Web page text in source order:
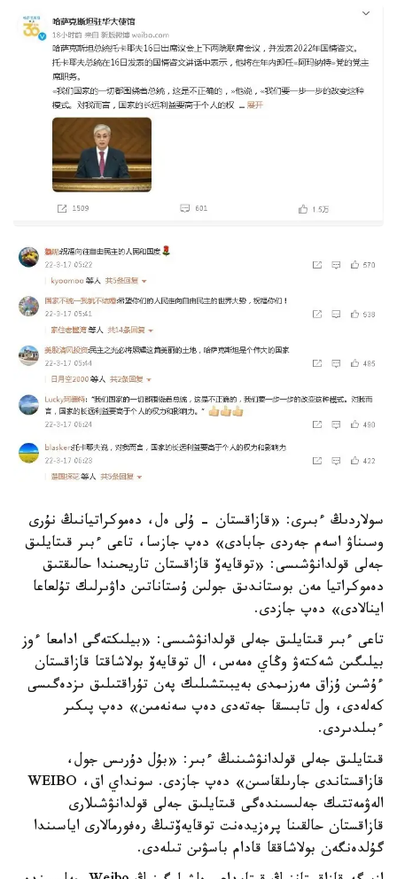
سولاردىڭ ءبىرى: «قازاقستان - ۇلى ەل، دەموكراتيانىڭ نۇرى
وسىناۋ اسەم جەردى جابادى» دەپ جازسا، تاعى ءبىر قىتايلىق
جەلى قولدانۋشىسى: «توقايەۆ قازاقستان تاريحىندا حالىقتىق
دەموكراتيا مەن بوستاندىق جولىن ۇستاناتىن داۋىرلىك تۇلعاعا
اينالادى» دەپ جازدى.
تاعى ءبىر قىتايلىق جەلى قولدانۋشىسى: «بيلىكتەگى ادامعا ءوز
بيلىگىن شەكتەۋ وڭاي ەمەس، ال توقايەۆ بولاشاقتا قازاقستان
ءۇشىن ۇزاق مەرزىمدى بەيبىتشىلىك پەن تۇراقتىلىق ىزدەگىسى
كەلەدى، ول تابىسقا جەتەدى دەپ سەنەمىن» دەپ پىكىر
ءبىلدىردى.
قىتايلىق جەلى قولدانۋشىنىڭ ءبىر: «بۇل دۇرىس جول،
قازاقستاندى جارىلقاسىن» دەپ جازدى. سونداي اق، WEIBO
الەۋمەتتىك جەلىسىندەگى قىتايلىق جەلى قولدانۋشىلارى
قازاقستان حالقىنا پرەزيدەنت توقايەۆتىڭ رەفورمالارى اياسىندا
گۇلدەنگەن بولاشاققا قادام باسۋىن تىلەدى.